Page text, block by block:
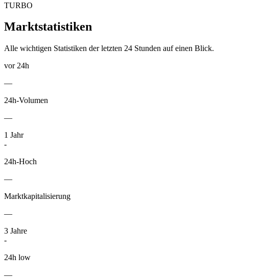
TURBO
Marktstatistiken
Alle wichtigen Statistiken der letzten 24 Stunden auf einen Blick.
vor 24h
—
24h-Volumen
—
1 Jahr
-
24h-Hoch
—
Marktkapitalisierung
—
3 Jahre
-
24h low
—